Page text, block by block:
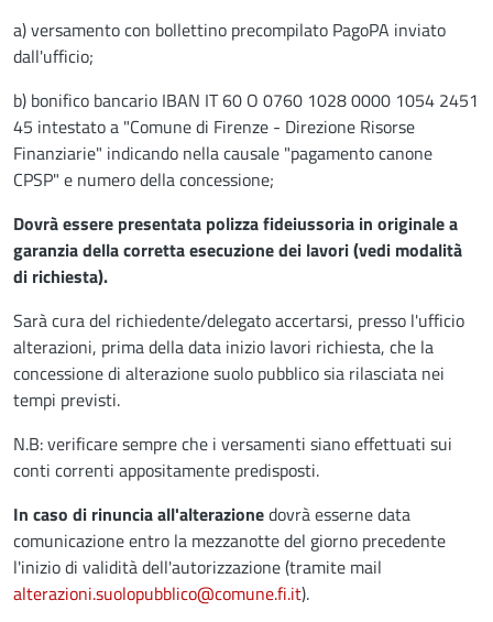
a) versamento con bollettino precompilato PagoPA inviato
dall'ufficio;
b) bonifico bancario IBAN IT 60 O 0760 1028 0000 1054 2451
45 intestato a "Comune di Firenze - Direzione Risorse
Finanziarie" indicando nella causale "pagamento canone
CPSP" e numero della concessione;
Dovrà essere presentata polizza fideiussoria in originale a
garanzia della corretta esecuzione dei lavori (vedi modalità
di richiesta).
Sarà cura del richiedente/delegato accertarsi, presso l'ufficio
alterazioni, prima della data inizio lavori richiesta, che la
concessione di alterazione suolo pubblico sia rilasciata nei
tempi previsti.
N.B: verificare sempre che i versamenti siano effettuati sui
conti correnti appositamente predisposti.
In caso di rinuncia all'alterazionedovrà esserne data
comunicazione entro la mezzanotte del giorno precedente
l'inizio di validità dell'autorizzazione (tramite mail
alterazioni.suolopubblico@comune.fi.it).